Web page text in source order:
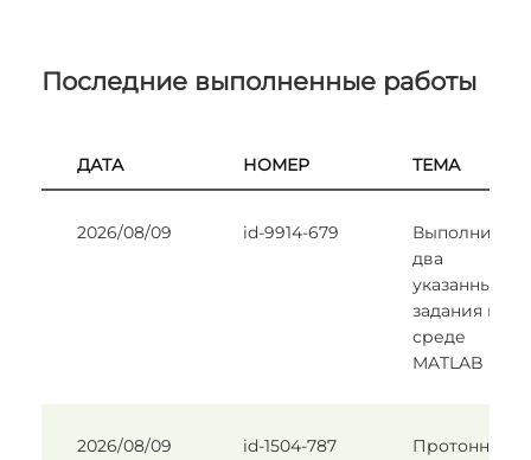
Последние выполненные работы
ДАТА НОМЕР ТЕМА
2026/08/09 id-9914-679
Выполнить
два
указанных
задания в
среде
MATLAB
2026/08/09 id-1504-787
Протонное